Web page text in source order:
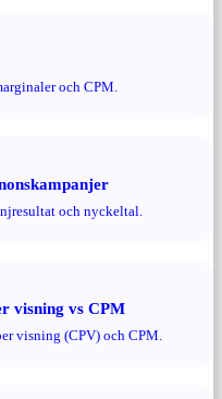
och CPM.
och nyckeltal.
visning vs CPM
visning (CPV) och CPM.